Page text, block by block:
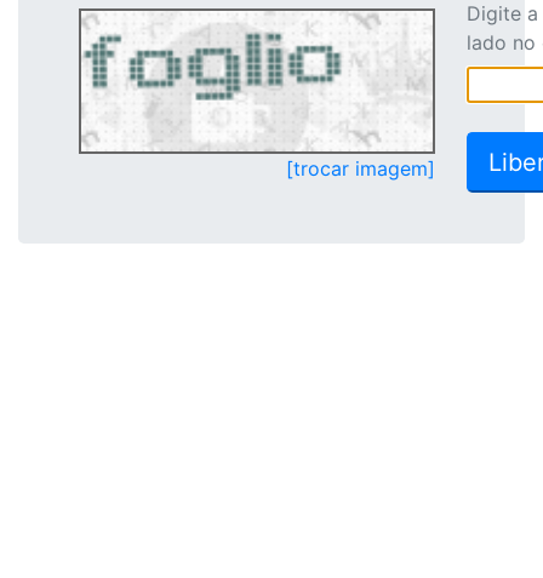
[trocar imagem]
Digite
lado no